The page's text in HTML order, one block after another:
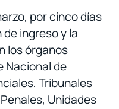
por cinco días
ingreso y la
los órganos
Nacional de
Tribunales
Unidades